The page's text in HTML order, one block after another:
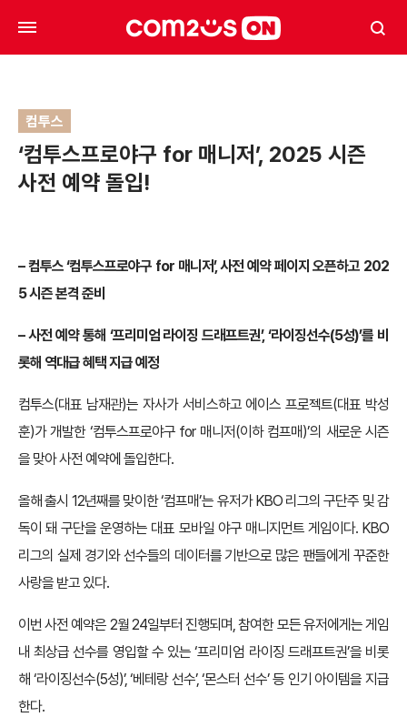
컴투스
‘컴투스프로야구 for 매니저’, 2025 시즌
사전 예약 돌입!
– 컴투스 ‘컴투스프로야구 for 매니저’, 사전 예약 페이지 오픈하고 202
5 시즌 본격 준비
– 사전 예약 통해 ‘프리미엄 라이징 드래프트권’, ‘라이징선수(5성)’를 비
롯해 역대급 혜택 지급 예정
컴투스(대표 남재관)는 자사가 서비스하고 에이스 프로젝트(대표 박성
훈)가 개발한 ‘컴투스프로야구 for 매니저(이하 컴프매)’의 새로운 시즌
을 맞아 사전 예약에 돌입한다.
올해 출시 12년째를 맞이한 ‘컴프매’는 유저가 KBO 리그의 구단주 및 감
독이 돼 구단을 운영하는 대표 모바일 야구 매니지먼트 게임이다. KBO
리그의 실제 경기와 선수들의 데이터를 기반으로 많은 팬들에게 꾸준한
사랑을 받고 있다.
이번 사전 예약은 2월 24일부터 진행되며, 참여한 모든 유저에게는 게임
내 최상급 선수를 영입할 수 있는 ‘프리미엄 라이징 드래프트권’을 비롯
해 ‘라이징선수(5성)’, ‘베테랑 선수’, ‘몬스터 선수’ 등 인기 아이템을 지급
한다.